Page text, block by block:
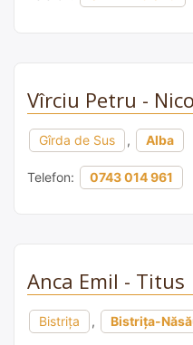
Vîrciu Petru -
Gîrda de Sus , Alba
Telefon: 0743 014 961
Anca Emil - Titus
Bistrița , Bistrița-